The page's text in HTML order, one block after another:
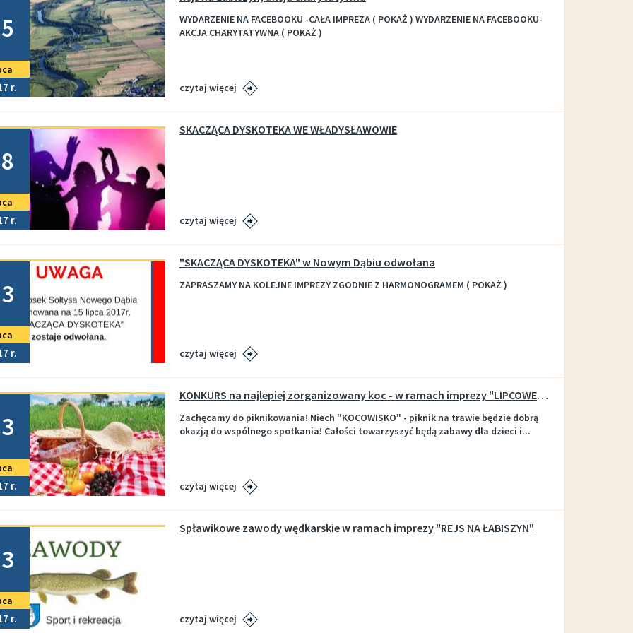
WYDARZENIE NA FACEBOOKU -CAŁA IMPREZA ( POKAŻ ) WYDARZENIE NA FACEBOOKU-
AKCJA CHARYTATYWNA ( POKAŻ )
czytaj więcej
SKACZĄCA DYSKOTEKA WE WŁADYSŁAWOWIE
czytaj więcej
"SKACZĄCA DYSKOTEKA" w Nowym Dąbiu odwołana
ZAPRASZAMY NA KOLEJNE IMPREZY ZGODNIE Z HARMONOGRAMEM ( POKAŻ )
czytaj więcej
KONKURS na najlepiej zorganizowany koc - w ramach imprezy "LIPCOWE PARTY"
Zachęcamy do piknikowania! Niech "KOCOWISKO" - piknik na trawie będzie dobrą
okazją do wspólnego spotkania! Całości towarzyszyć będą zabawy dla dzieci i...
czytaj więcej
Spławikowe zawody wędkarskie w ramach imprezy "REJS NA ŁABISZYN"
czytaj więcej